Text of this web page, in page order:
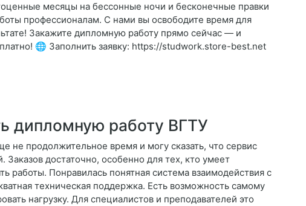
месяцы на бессонные ночи и бесконечные правки
профессионалам. С нами вы освободите время для
Закажите дипломную работу прямо сейчас — и
🌐 Заполнить заявку: https://studwork.store-best.net
дипломную работу ВГТУ
не продолжительное время и могу сказать, что сервис
Заказов достаточно, особенно для тех, кто умеет
работы. Понравилась понятная система взаимодействия с
техническая поддержка. Есть возможность самому
нагрузку. Для специалистов и преподавателей это